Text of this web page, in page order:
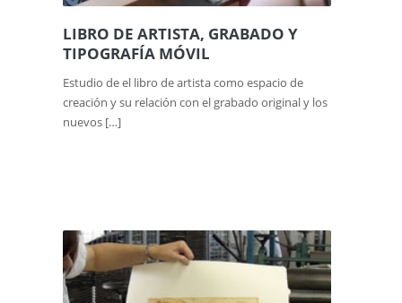
LIBRO DE ARTISTA, GRABADO Y
TIPOGRAFÍA MÓVIL
Estudio de el libro de artista como espacio de
creación y su relación con el grabado original y los
nuevos […]